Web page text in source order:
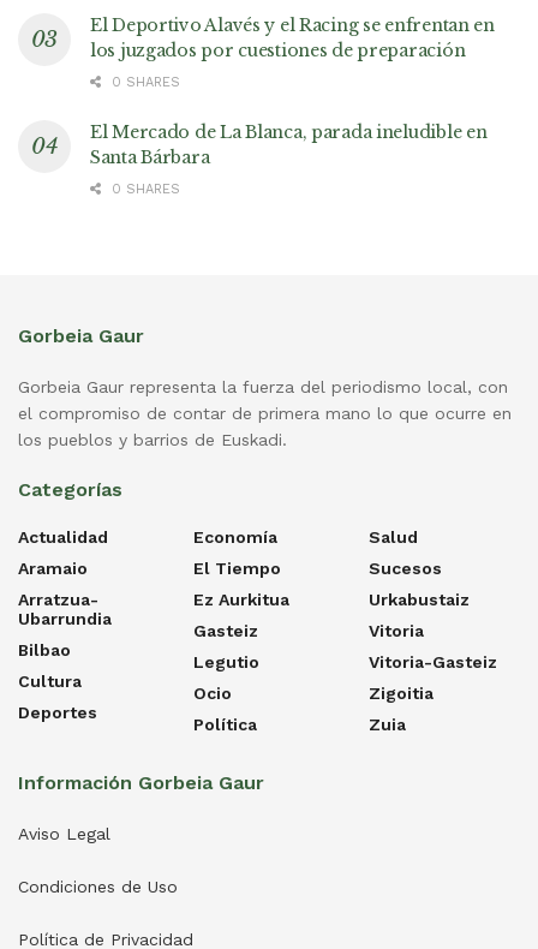
El Deportivo Alavés y el Racing se enfrentan en
los juzgados por cuestiones de preparación
0 SHARES
El Mercado de La Blanca, parada ineludible en
Santa Bárbara
0 SHARES
Gorbeia Gaur
Gorbeia Gaur representa la fuerza del periodismo local, con
el compromiso de contar de primera mano lo que ocurre en
los pueblos y barrios de Euskadi.
Categorías
Actualidad
Aramaio
Arratzua-
Ubarrundia
Bilbao
Cultura
Deportes
Economía
El Tiempo
Ez Aurkitua
Gasteiz
Legutio
Ocio
Política
Salud
Sucesos
Urkabustaiz
Vitoria
Vitoria-Gasteiz
Zigoitia
Zuia
Información Gorbeia Gaur
Aviso Legal
Condiciones de Uso
Política de Privacidad